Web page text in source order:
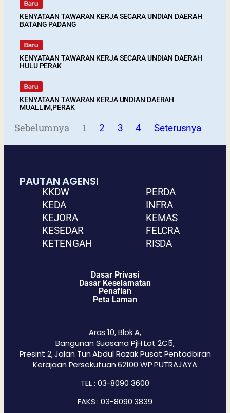
KENYATAAN TAWARAN KERJA SECARA UNDIAN DAERAH
BATANG PADANG
KENYATAAN TAWARAN KERJA SECARA UNDIAN DAERAH
HULU PERAK
KENYATAAN TAWARAN KERJA UNDIAN DAERAH
MUALLIM,PERAK
Sebelumnya 1 2 3 4 Seterusnya
PAUTAN AGENSI
KKDW
KEDA
KEJORA
KESEDAR
KETENGAH
PERDA
INFRA
KEMAS
FELCRA
RISDA
Dasar Privasi
Dasar Keselamatan
Penafian
Peta Laman
Aras 10, Blok A,
Bangunan Suasana PjH Lot 2C5,
Presint 2, Jalan Tun Abdul Razak Pusat Pentadbiran
Kerajaan Persekutuan 62100 WP PUTRAJAYA
TEL : 03-8090 3600
FAKS : 03-8090 3839